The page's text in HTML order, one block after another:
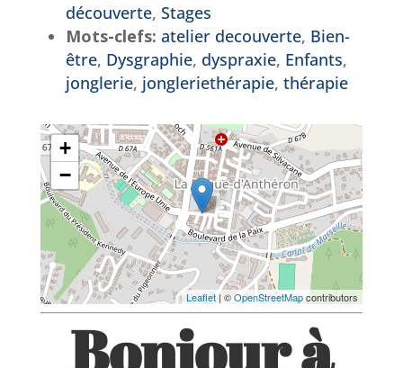
découverte, Stages
Mots-clefs: atelier decouverte, Bien-
être, Dysgraphie, dyspraxie, Enfants,
jonglerie, jongleriethérapie, thérapie
+
−
Leaflet| ©OpenStreetMapcontributors
Bonjour à